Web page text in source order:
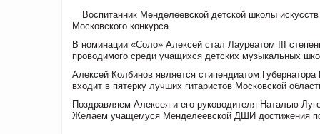
Воспитанник Менделеевской детской школы
Московского конкурса.
В номинации «Соло» Алексей стал Лауреатом III
проводимого среди учащихся детских музыкальных
Алексей Колбинов является стипендиатом
входит в пятерку лучших гитаристов Московской
Поздравляем Алексея и его руководителя Наталью
Желаем учащемуся Менделеевской ДШИ достижения